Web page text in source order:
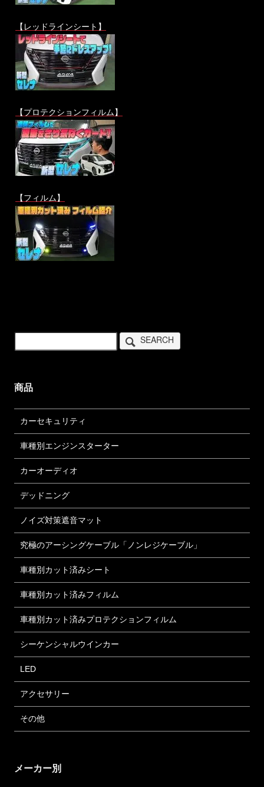
【レッドラインシート】
【プロテクションフィルム】
【フィルム】
SEARCH
商品
カーセキュリティ
車種別エンジンスターター
カーオーディオ
デッドニング
ノイズ対策遮音マット
究極のアーシングケーブル「ノンレジケーブル」
車種別カット済みシート
車種別カット済みフィルム
車種別カット済みプロテクションフィルム
シーケンシャルウインカー
LED
アクセサリー
その他
メーカー別